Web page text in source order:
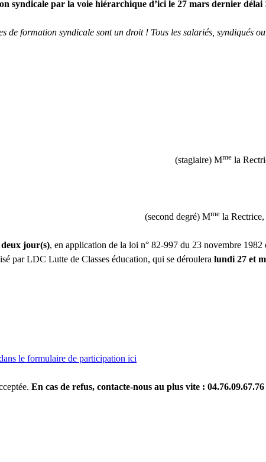
syndicale par la voie hiérarchique d’ici le 27 mars dernier délai
de formation syndicale sont un droit ! Tous les salariés, syndiqués
(stagiaire) Mme la
(second degré) Mme la
deux jour(s), en application de la loi n° 82-997 du 23 novembre
par LDC Lutte de Classes éducation, qui se déroulera lundi 27 et
le formulaire de participation ici
En cas de refus, contacte-nous au plus vite :